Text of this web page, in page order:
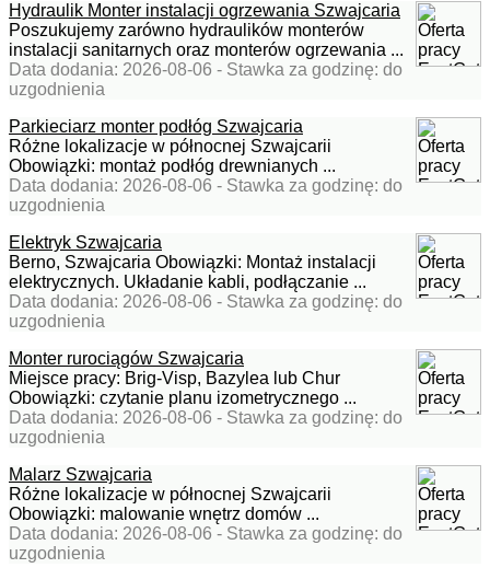
Hydraulik Monter instalacji ogrzewania Szwajcaria
Poszukujemy zarówno hydraulików monterów
instalacji sanitarnych oraz monterów ogrzewania ...
Data dodania: 2026-08-06 - Stawka za godzinę: do
uzgodnienia
Parkieciarz monter podłóg Szwajcaria
Różne lokalizacje w północnej Szwajcarii
Obowiązki: montaż podłóg drewnianych ...
Data dodania: 2026-08-06 - Stawka za godzinę: do
uzgodnienia
Elektryk Szwajcaria
Berno, Szwajcaria Obowiązki: Montaż instalacji
elektrycznych. Układanie kabli, podłączanie ...
Data dodania: 2026-08-06 - Stawka za godzinę: do
uzgodnienia
Monter rurociągów Szwajcaria
Miejsce pracy: Brig-Visp, Bazylea lub Chur
Obowiązki: czytanie planu izometrycznego ...
Data dodania: 2026-08-06 - Stawka za godzinę: do
uzgodnienia
Malarz Szwajcaria
Różne lokalizacje w północnej Szwajcarii
Obowiązki: malowanie wnętrz domów ...
Data dodania: 2026-08-06 - Stawka za godzinę: do
uzgodnienia